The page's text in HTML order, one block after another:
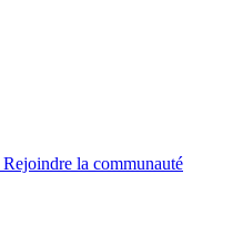
Rejoindre la communauté